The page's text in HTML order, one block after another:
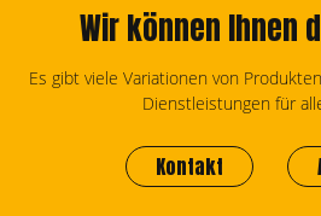
Wir können Ihnen
Es gibt viele Variationen von
Dienstleistungen für
Kontakt